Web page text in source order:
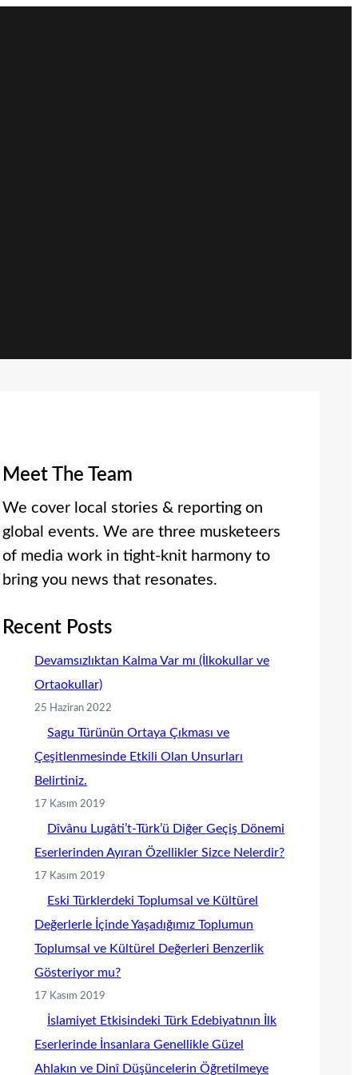
Meet The Team
We cover local stories & reporting on
global events. We are three musketeers
of media work in tight-knit harmony to
bring you news that resonates.
Recent Posts
Devamsızlıktan Kalma Var mı (İlkokullar ve
Ortaokullar)
25 Haziran 2022
Sagu Türünün Ortaya Çıkması ve
Çeşitlenmesinde Etkili Olan Unsurları
Belirtiniz.
17 Kasım 2019
Dîvânu Lugâti’t-Türk’ü Diğer Geçiş Dönemi
Eserlerinden Ayıran Özellikler Sizce Nelerdir?
17 Kasım 2019
Eski Türklerdeki Toplumsal ve Kültürel
Değerlerle İçinde Yaşadığımız Toplumun
Toplumsal ve Kültürel Değerleri Benzerlik
Gösteriyor mu?
17 Kasım 2019
İslamiyet Etkisindeki Türk Edebiyatının İlk
Eserlerinde İnsanlara Genellikle Güzel
Ahlakın ve Dinî Düşüncelerin Öğretilmeye